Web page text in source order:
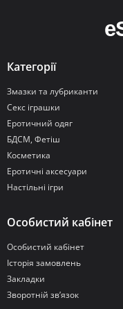
Категорії
Змазки та лубриканти
Секс іграшки
Еротичний одяг
БДСМ, Фетіш
Косметика
Еротичні аксесуари
Настільні ігри
Особистий кабінет
Особистий кабінет
Історія замовлень
Закладки
Зворотній зв’язок